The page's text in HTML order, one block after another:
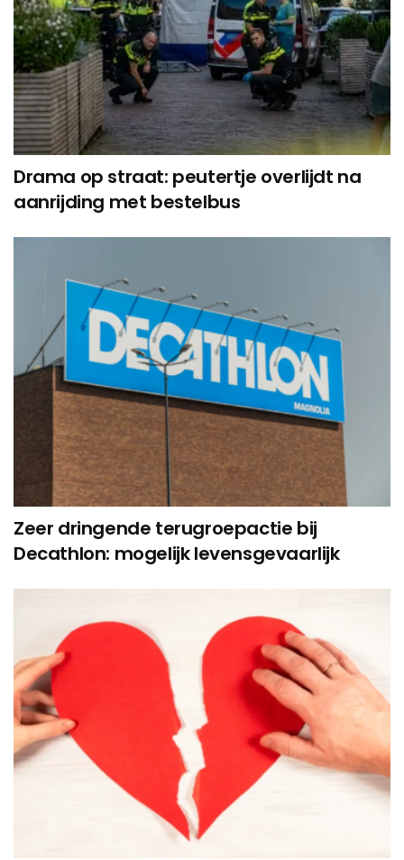
Drama op straat: peutertje overlijdt na
aanrijding met bestelbus
Zeer dringende terugroepactie bij
Decathlon: mogelijk levensgevaarlijk